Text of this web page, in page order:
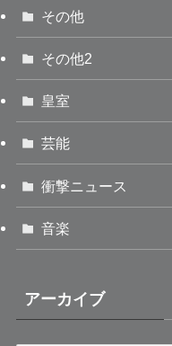
その他
その他2
皇室
芸能
衝撃ニュース
音楽
アーカイブ